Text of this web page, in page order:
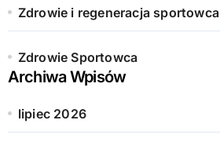
Zdrowie i regeneracja sportowca
Zdrowie Sportowca
Archiwa Wpisów
lipiec 2026